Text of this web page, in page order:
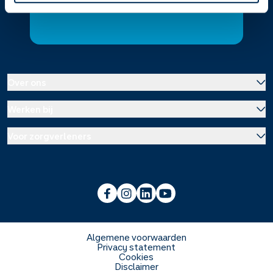
Contact
Franchise informatie
Voorlichting scholen
Algemene voorwaarden
Privacy statement
Cookies
Disclaimer